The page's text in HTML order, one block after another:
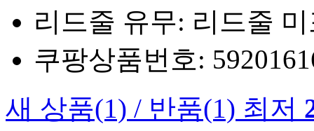
리드줄 유무: 리드줄
쿠팡상품번호:
새 상품(1) / 반품(1) 최저